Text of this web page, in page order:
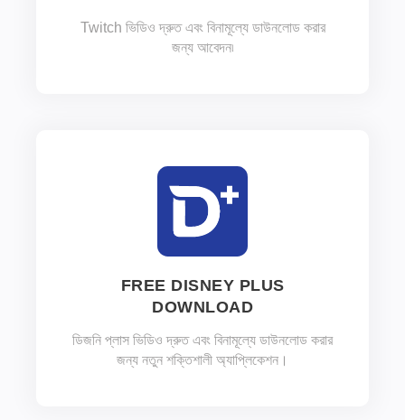
Twitch ভিডিও দ্রুত এবং বিনামূল্যে ডাউনলোড করার
জন্য আবেদন৷
FREE DISNEY PLUS
DOWNLOAD
ডিজনি প্লাস ভিডিও দ্রুত এবং বিনামূল্যে ডাউনলোড করার
জন্য নতুন শক্তিশালী অ্যাপ্লিকেশন।